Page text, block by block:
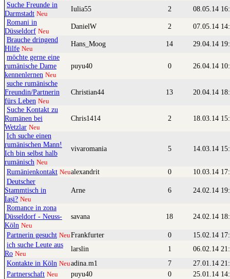
Suche Freunde in
Darmstadt Neu
Iulia55 2
08.05.14
Romani in
Düsseldorf Neu
DanielW 2
07.05.14
Brauche dringend
Hilfe Neu
Hans_Moog 14
29.04.14
möchte gerne eine
rumänische Dame
kennenlernen Neu
puyu40 0 26.04.14
suche rumänische
Freundin/Partnerin
fürs Leben Neu
Christian44 13 20.04.14
Suche Kontakt zu
Rumänen bei
Wetzlar Neu
Chris1414 2 18.03.14
Ich suche einen
rumänischen Mann!
Ich bin selbst halb
rumänisch Neu
vivaromania 5 14.03.14
Rumänienkontakt Neualexandrit 0
10.03.14
Deutscher
Stammtisch in
Iași? Neu
Arne 6 24.02.14
Romance in zona
Düsseldorf - Neuss-
Köln Neu
savana 18 24.02.14
Partnerin gesucht NeuFrankfurter 0
15.02.14
ich suche Leute aus
Ro Neu
larslin 1
06.02.14
Kontakte in Köln Neuadina.m1 7
27.01.14
Partnerschaft Neu puyu40 0
25.01.14